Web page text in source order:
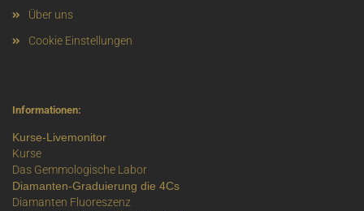
Über uns
Cookie Einstellungen
Informationen:
Kurse-Livemonitor
Kurse
Das Gemmologische Labor
Diamanten-Graduierung die 4Cs
Diamanten Fluoreszenz